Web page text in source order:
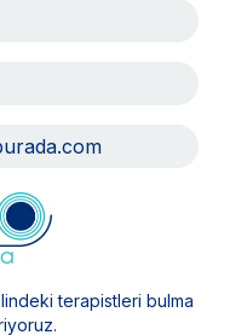
terapistleri bulma